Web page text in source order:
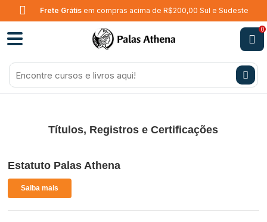
Frete Grátisem compras acima de R$200,00 Sul e Sudeste
0
Títulos, Registros e Certificações
Estatuto Palas Athena
Saiba mais